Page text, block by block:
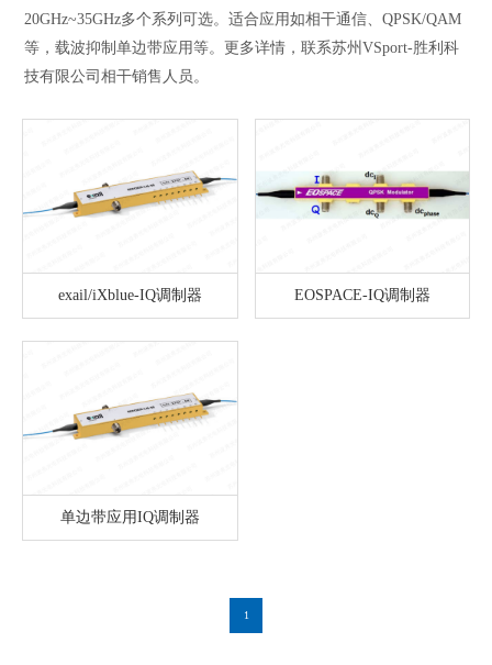
20GHz~35GHz多个系列可选。适合应用如相干通信、QPSK/QAM
等，载波抑制单边带应用等。更多详情，联系苏州VSport-胜利科
技有限公司相干销售人员。
exail/iXblue-IQ调制器 EOSPACE-IQ调制器
单边带应用IQ调制器
1